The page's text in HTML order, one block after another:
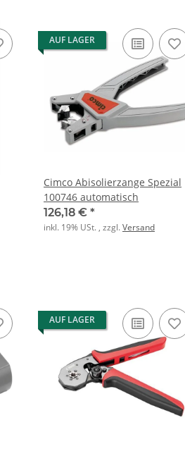
AUF LAGER
Cimco Abisolierzange Spezial
100746 automatisch
126,18 € *
inkl. 19% USt. , zzgl.Versand
AUF LAGER